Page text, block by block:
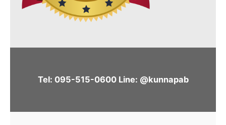
Tel: 095-515-0600 Line: @kunnapab